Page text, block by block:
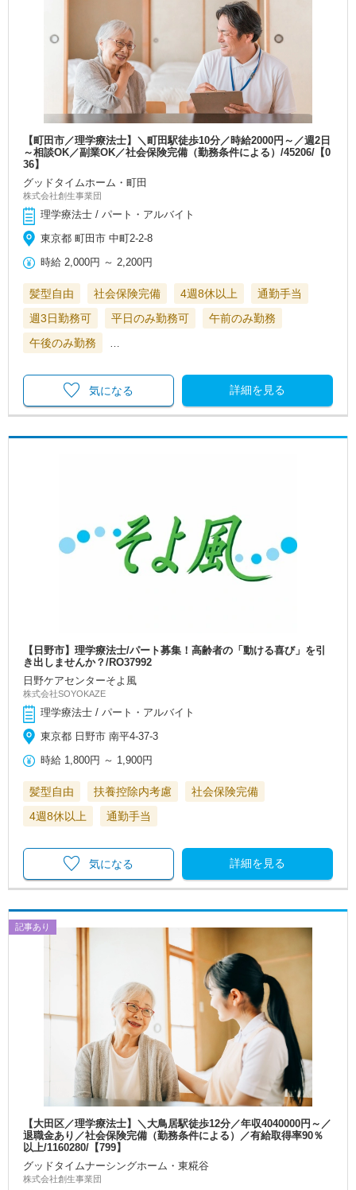
【町田市／理学療法士】＼町田駅徒歩10分／時給2000円～／週2日
～相談OK／副業OK／社会保険完備（勤務条件による）/45206/【0
36】
グッドタイムホーム・町田
株式会社創生事業団
理学療法士 / パート・アルバイト
東京都 町田市 中町2-2-8
時給 2,000円 ～ 2,200円
髪型自由 社会保険完備 4週8休以上
通勤手当
週3日勤務可
平日のみ勤務可
午前のみ勤務
午後のみ勤務
詳細を見る
気になる
【日野市】理学療法士/パート募集！高齢者の「動ける喜び」を引
き出しませんか？/RO37992
日野ケアセンターそよ風
株式会社SOYOKAZE
理学療法士 / パート・アルバイト
東京都 日野市 南平4-37-3
時給 1,800円 ～ 1,900円
髪型自由 扶養控除内考慮
社会保険完備
4週8休以上
通勤手当
詳細を見る
気になる
記事あり
【大田区／理学療法士】＼大鳥居駅徒歩12分／年収4040000円～／
退職金あり／社会保険完備（勤務条件による）／有給取得率90％
以上/1160280/【799】
グッドタイムナーシングホーム・東糀谷
株式会社創生事業団